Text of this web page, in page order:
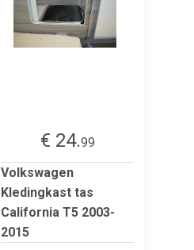
€ 24.99
Volkswagen
Kledingkast tas
California T5 2003-
2015